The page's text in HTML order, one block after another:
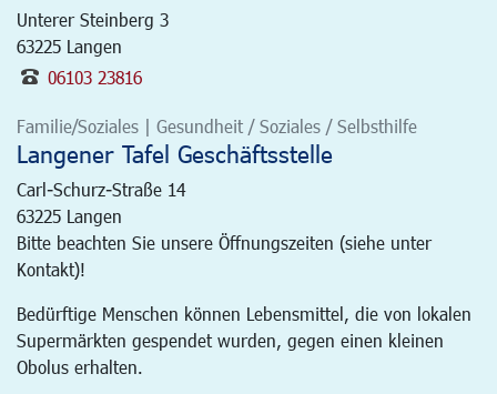
Unterer Steinberg 3
63225 Langen
06103 23816
Familie/Soziales | Gesundheit / Soziales / Selbsthilfe
Langener Tafel Geschäftsstelle
Carl-Schurz-Straße 14
63225 Langen
Bitte beachten Sie unsere Öffnungszeiten (siehe unter
Kontakt)!
Bedürftige Menschen können Lebensmittel, die von lokalen
Supermärkten gespendet wurden, gegen einen kleinen
Obolus erhalten.